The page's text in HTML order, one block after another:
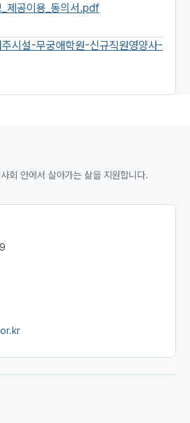
제공이용_동의서.pdf
시설-무궁애학원-신규직원영양사-
회 안에서 살아가는 삶을 지원합니다.